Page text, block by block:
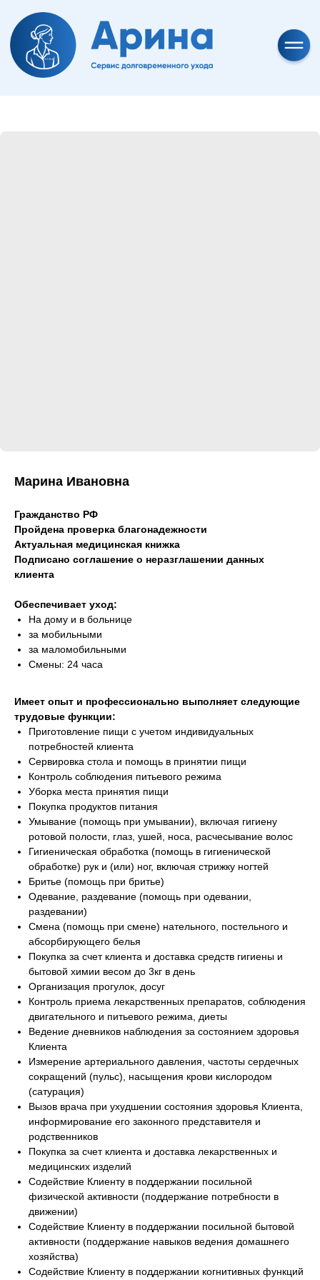
Марина Ивановна
Гражданство РФ
Пройдена проверка благонадежности
Актуальная медицинская книжка
Подписано соглашение о неразглашении данных
клиента
Обеспечивает уход:
На дому и в больнице
за мобильными
за маломобильными
Смены: 24 часа
Имеет опыт и профессионально выполняет следующие
трудовые функции:
Приготовление пищи с учетом индивидуальных
потребностей клиента
Сервировка стола и помощь в принятии пищи
Контроль соблюдения питьевого режима
Уборка места принятия пищи
Покупка продуктов питания
Умывание (помощь при умывании), включая гигиену
ротовой полости, глаз, ушей, носа, расчесывание волос
Гигиеническая обработка (помощь в гигиенической
обработке) рук и (или) ног, включая стрижку ногтей
Бритье (помощь при бритье)
Одевание, раздевание (помощь при одевании,
раздевании)
Смена (помощь при смене) нательного, постельного и
абсорбирующего белья
Покупка за счет клиента и доставка средств гигиены и
бытовой химии весом до 3кг в день
Организация прогулок, досуг
Контроль приема лекарственных препаратов, соблюдения
двигательного и питьевого режима, диеты
Ведение дневников наблюдения за состоянием здоровья
Клиента
Измерение артериального давления, частоты сердечных
сокращений (пульс), насыщения крови кислородом
(сатурация)
Вызов врача при ухудшении состояния здоровья Клиента,
информирование его законного представителя и
родственников
Покупка за счет клиента и доставка лекарственных и
медицинских изделий
Содействие Клиенту в поддержании посильной
физической активности (поддержание потребности в
движении)
Содействие Клиенту в поддержании посильной бытовой
активности (поддержание навыков ведения домашнего
хозяйства)
Содействие Клиенту в поддержании когнитивных функций